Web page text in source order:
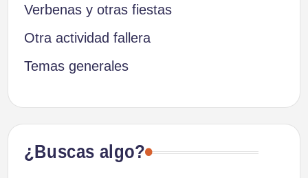
Verbenas y otras fiestas
Otra actividad fallera
Temas generales
¿Buscas algo?